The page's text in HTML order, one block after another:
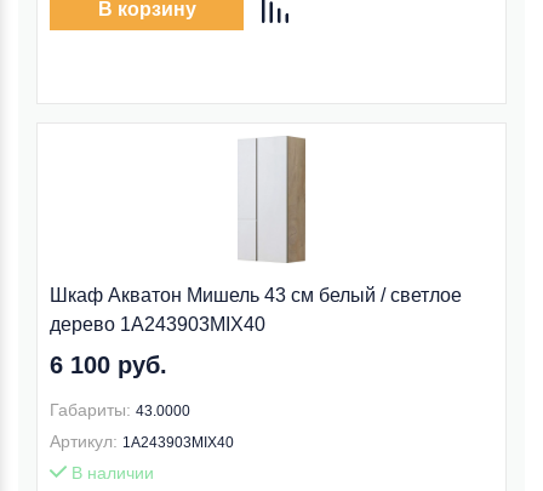
В корзину
Шкаф Акватон Мишель 43 см белый / светлое
дерево 1A243903MIX40
6 100 руб.
Габариты: 43.0000
Артикул: 1A243903MIX40
В наличии